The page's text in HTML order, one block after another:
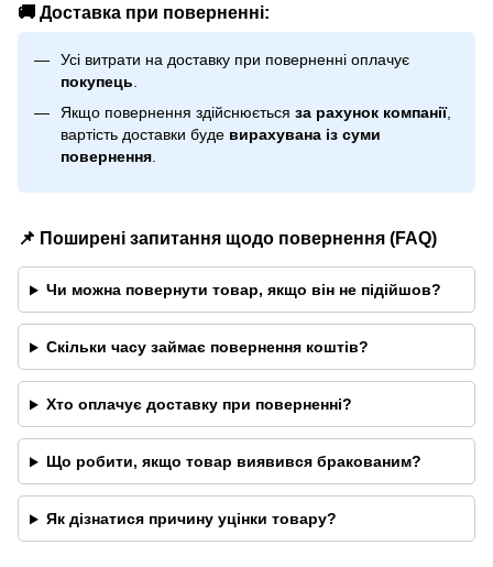
🚚 Доставка при поверненні:
Усі витрати на доставку при поверненні оплачує
покупець
Якщо повернення здійснюється за рахунок компанії,
вартість доставки буде вирахувана із суми
повернення
📌 Поширені запитання щодо повернення (FAQ)
Чи можна повернути товар, якщо він не підійшов?
Скільки часу займає повернення коштів?
Хто оплачує доставку при поверненні?
Що робити, якщо товар виявився бракованим?
Як дізнатися причину уцінки товару?